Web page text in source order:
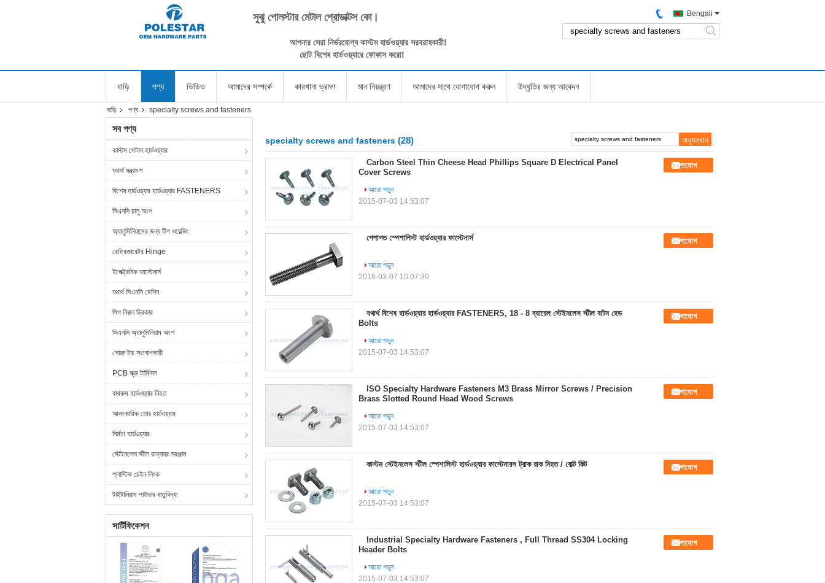
সুঝু পোলস্টার মেটাল প্রোডাক্টস কো।
আপনার সেরা নির্ভরযোগ্য কাস্টম হার্ডওয়্যার সরবরাহকারী!
ছোট বিশেষ হার্ডওয়্যারে ফোকাস করো!
Bengali
search
বাড়ি পণ্য ভিডিও আমাদের সম্পর্কে কারখানা ভ্রমণ মান নিয়ন্ত্রণ আমাদের সাথে যোগাযোগ করুন উদ্ধৃতির জন্য আবেদন
বাড়ি পণ্য specialty screws and fasteners
সব পণ্য
কাস্টম মেটাল হার্ডওয়্যার
যথার্থ যন্ত্রাংশ
বিশেষ হার্ডওয়্যার হার্ডওয়্যার FASTENERS
সিএনসি চালু অংশ
অ্যালুমিনিয়ামের জন্য টিগ ওয়েল্ডিং
রেফ্রিজারেটর Hinge
ইলেক্ট্রনিক ফাস্টেনার্স
যথার্থ সিএনসি মেশিন
পিগ নিপ্পল ড্রিকার
সিএনসি অ্যালুমিনিয়াম অংশ
সোজা টাচ সংযোগকারী
PCB স্ক্রু টার্মিনাল
বাথরুম হার্ডওয়্যার নিহত
আলংকারিক ডোর হার্ডওয়্যার
নির্মাণ হার্ডওয়্যার
স্টেইনলেস স্টীল রান্নাঘর সরঞ্জাম
প্লাস্টিক চেইন লিংক
টাইটানিয়াম পাউডার ধাতুবিদ্যা
সার্টিফিকেশন
specialty screws and fasteners (28)
Carbon Steel Thin Cheese Head Phillips Square D Electrical Panel
Cover Screws
যোগাযোগ
আরো পড়ুন
2015-07-03 14:53:07
পেশাগত স্পেশালিস্ট হার্ডওয়্যার ফাস্টেনার্স যোগাযোগ
আরো পড়ুন
2016-03-07 10:07:39
যথার্থ বিশেষ হার্ডওয়্যার হার্ডওয়্যার FASTENERS, 18 - 8 ব্যারেল স্টেইনলেস স্টীল বাটন হেড
Bolts
যোগাযোগ
আরো পড়ুন
2015-07-03 14:53:07
ISO Specialty Hardware Fasteners M3 Brass Mirror Screws / Precision
Brass Slotted Round Head Wood Screws
যোগাযোগ
আরো পড়ুন
2015-07-03 14:53:07
কাস্টম স্টেইনলেস স্টীল স্পেশালিস্ট হার্ডওয়্যার ফাস্টেনারস ট্রাক রাক নিহত / বোল্ট কিট যোগাযোগ
আরো পড়ুন
2015-07-03 14:53:07
Industrial Specialty Hardware Fasteners , Full Thread SS304 Locking
Header Bolts
যোগাযোগ
আরো পড়ুন
2015-07-03 14:53:07